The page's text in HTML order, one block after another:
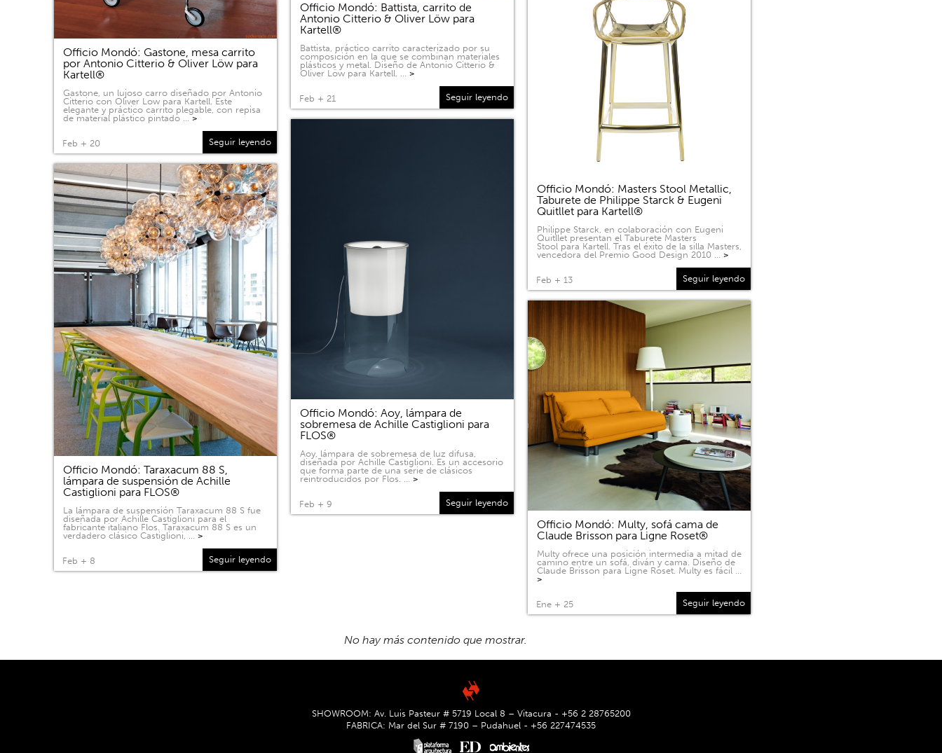
Officio Mondó: Battista, carrito de
Antonio Citterio & Oliver Löw para
Kartell®
Battista, práctico carrito caracterizado por su
composición en la que se combinan materiales
plásticos y metal. Diseño de Antonio Citterio &
Oliver Löw para Kartell. … >
Feb + 21 Seguir leyendo
Officio Mondó: Gastone, mesa carrito
por Antonio Citterio & Oliver Löw para
Kartell®
Gastone, un lujoso carro diseñado por Antonio
Citterio con Oliver Low para Kartell. Este
elegante y práctico carrito plegable, con repisa
de material plástico pintado …>
Feb + 20 Seguir leyendo
Officio Mondó: Masters Stool Metallic,
Taburete de Philippe Starck & Eugeni
Quitllet para Kartell®
Philippe Starck, en colaboración con Eugeni
Quitllet presentan el Taburete Masters
Stool para Kartell. Tras el éxito de la silla Masters,
vencedora del Premio Good Design 2010 … >
Feb + 13 Seguir leyendo
Officio Mondó: Aoy, lámpara de
sobremesa de Achille Castiglioni para
FLOS®
Aoy, lámpara de sobremesa de luz difusa,
diseñada por Achille Castiglioni. Es un accesorio
que forma parte de una serie de clásicos
reintroducidos por Flos. … >
Feb + 9 Seguir leyendo
Officio Mondó: Taraxacum 88 S,
lámpara de suspensión de Achille
Castiglioni para FLOS®
La lámpara de suspensión Taraxacum 88 S fue
diseñada por Achille Castiglioni para el
fabricante italiano Flos. Taraxacum 88 S es un
verdadero clásico Castiglioni, … >
Feb + 8 Seguir leyendo
Officio Mondó: Multy, sofá cama de
Claude Brisson para Ligne Roset®
Multy ofrece una posición intermedia a mitad de
camino entre un sofá, diván y cama. Diseño de
Claude Brisson para Ligne Roset. Multy es fácil …
>
Ene + 25 Seguir leyendo
SHOWROOM: Av. Luis Pasteur # 5719 Local 8 – Vitacura - +56 2 28765200
FABRICA: Mar del Sur # 7190 – Pudahuel - +56 227474535